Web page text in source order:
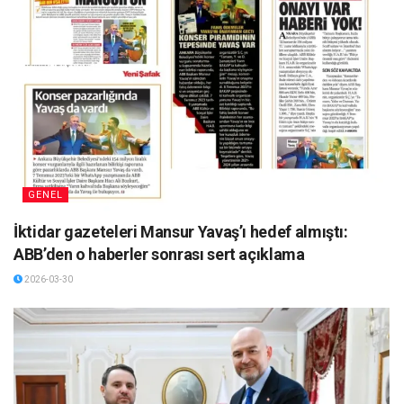
GENEL
İktidar gazeteleri Mansur Yavaş’ı hedef almıştı:
ABB’den o haberler sonrası sert açıklama
2026-03-30